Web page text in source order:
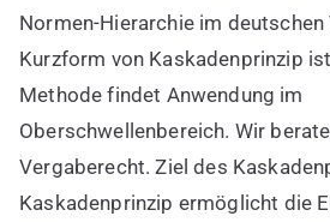
Normen-
Hierarchie
Normen-Hierarchie im
Kurzform von Kaskadenprinzip
Methode findet Anwendung im
Oberschwellenbereich. Wir
Vergaberecht. Ziel des
Kaskadenprinzip ermöglicht die